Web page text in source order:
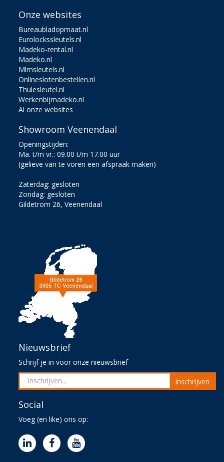
Onze websites
Bureaubladopmaat.nl
Eurolockssleutels.nl
Madeko-rental.nl
Madeko.nl
Mlmsleutels.nl
Onlineslotenbestellen.nl
Thulesleutel.nl
Werkenbijmadeko.nl
Al onze websites
Showroom Veenendaal
Openingstijden:
Ma. t/m vr.: 09.00 t/m 17.00 uur
(gelieve van te voren een afspraak maken)
Zaterdag: gesloten
Zondag: gesloten
Gildetrom 26, Veenendaal
Nieuwsbrief
Schrijf je in voor onze nieuwsbrief
Inschrijven
Social
Voeg (en like) ons op: